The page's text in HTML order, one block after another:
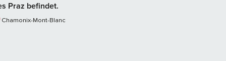
Praz befindet.
Chamonix-Mont-Blanc